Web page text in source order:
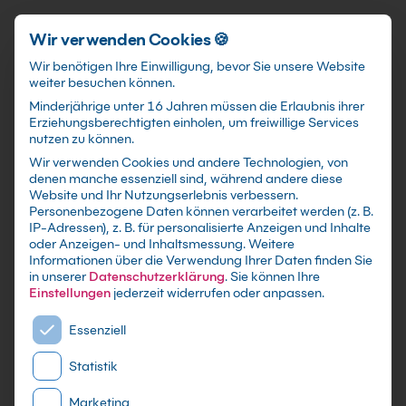
Schnellzugriff
KI im Supply Chain
Management Kurs:
Resilienz durch Daten
Wie Du Nachfrage, Bestände und Risiken mit
belastbaren Datenmodellen steuerst statt mit
Bauchgefühl.
Wir verwenden Cookies 🍪
Wir benötigen Ihre Einwilligung, bevor Sie unsere Website
weiter besuchen können.
Minderjährige unter 16 Jahren müssen die Erlaubnis ihrer
Erziehungsberechtigten einholen, um freiwillige Services
nutzen zu können.
Wir verwenden Cookies und andere Technologien, von
denen manche essenziell sind, während andere diese
Website und Ihr Nutzungserlebnis verbessern.
Personenbezogene Daten können verarbeitet werden (z. B.
IP-Adressen), z. B. für personalisierte Anzeigen und Inhalte
oder Anzeigen- und Inhaltsmessung.Weitere
Informationen über die Verwendung Ihrer Daten finden Sie
in unserer Datenschutzerklärung.Sie können Ihre
Einstellungen jederzeit widerrufen oder anpassen.
Es folgt eine Liste der Service-Gruppen, für die eine
Essenziell
Statistik
Marketing